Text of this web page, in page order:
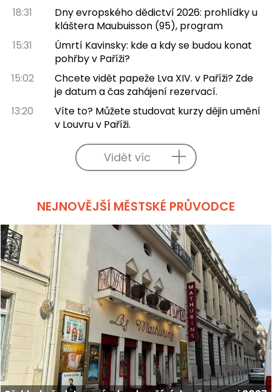
18:31
Dny evropského dědictví 2026: prohlídky u
kláštera Maubuisson (95), program
15:31
Úmrtí Kavinsky: kde a kdy se budou konat
pohřby v Paříži?
15:02
Chcete vidět papeže Lva XIV. v Paříži? Zde
je datum a čas zahájení rezervací.
13:20
Víte to? Můžete studovat kurzy dějin umění
v Louvru v Paříži.
Vidět víc
NEJNOVĚJŠÍ MĚSTSKÉ PRŮVODCE